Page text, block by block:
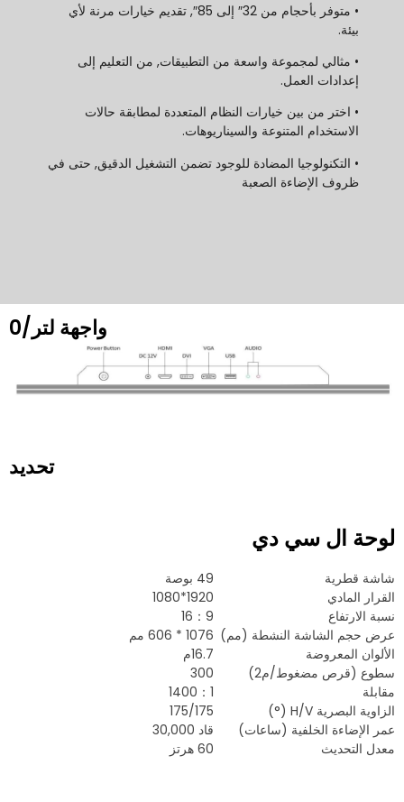
• متوفر بأحجام من 32″ إلى 85″, تقديم خيارات مرنة لأي
بيئة.
• مثالي لمجموعة واسعة من التطبيقات, من التعليم إلى
إعدادات العمل.
• اختر من بين خيارات النظام المتعددة لمطابقة حالات
الاستخدام المتنوعة والسيناريوهات.
• التكنولوجيا المضادة للوجود تضمن التشغيل الدقيق, حتى في
ظروف الإضاءة الصعبة
واجهة لتر/0
تحديد
لوحة ال سي دي
شاشة قطرية
49 بوصة
القرار المادي
1920*1080
نسبة الارتفاع
16：9
عرض حجم الشاشة النشطة (مم) 1076 * 606 مم
الألوان المعروضة
16.7م
سطوع (قرص مضغوط/م2)
300
مقابلة
1400：1
الزاوية البصرية H/V (°)
175/175
عمر الإضاءة الخلفية (ساعات)
قاد 30,000
معدل التحديث
60 هرتز